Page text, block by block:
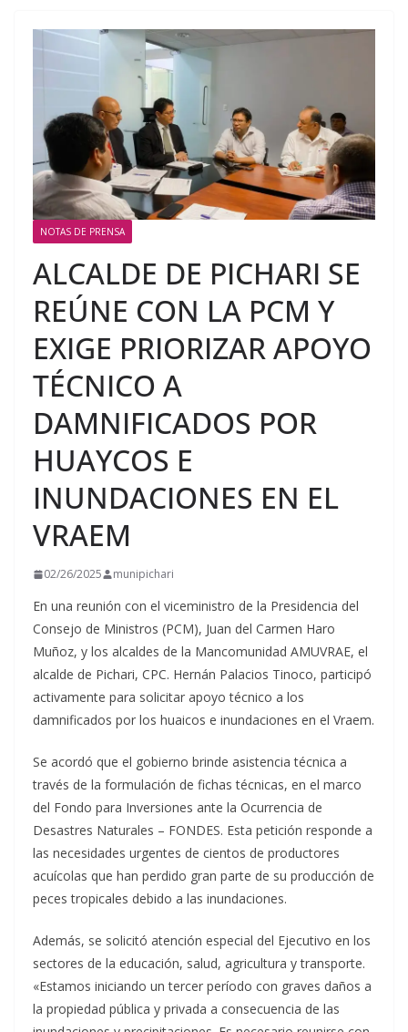
NOTAS DE PRENSA
ALCALDE DE PICHARI SE
REÚNE CON LA PCM Y
EXIGE PRIORIZAR APOYO
TÉCNICO A
DAMNIFICADOS POR
HUAYCOS E
INUNDACIONES EN EL
VRAEM
02/26/2025 munipichari
En una reunión con el viceministro de la Presidencia del
Consejo de Ministros (PCM), Juan del Carmen Haro
Muñoz, y los alcaldes de la Mancomunidad AMUVRAE, el
alcalde de Pichari, CPC. Hernán Palacios Tinoco, participó
activamente para solicitar apoyo técnico a los
damnificados por los huaicos e inundaciones en el Vraem.
Se acordó que el gobierno brinde asistencia técnica a
través de la formulación de fichas técnicas, en el marco
del Fondo para Inversiones ante la Ocurrencia de
Desastres Naturales – FONDES. Esta petición responde a
las necesidades urgentes de cientos de productores
acuícolas que han perdido gran parte de su producción de
peces tropicales debido a las inundaciones.
Además, se solicitó atención especial del Ejecutivo en los
sectores de la educación, salud, agricultura y transporte.
«Estamos iniciando un tercer período con graves daños a
la propiedad pública y privada a consecuencia de las